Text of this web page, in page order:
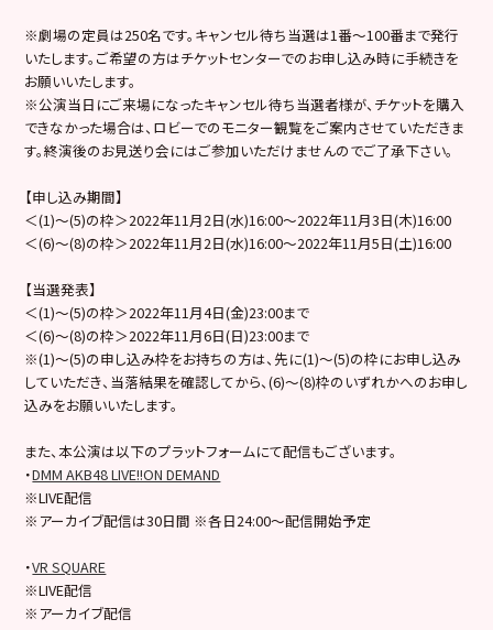
※劇場の定員は250名です。キャンセル待ち当選は1番～100番まで発行
いたします。ご希望の方はチケットセンターでのお申し込み時に手続きを
お願いいたします。
※公演当日にご来場になったキャンセル待ち当選者様が、チケットを購入
できなかった場合は、ロビーでのモニター観覧をご案内させていただきま
す。終演後のお見送り会にはご参加いただけませんのでご了承下さい。
【申し込み期間】
＜(1)～(5)の枠＞2022年11月2日(水)16:00～2022年11月3日(木)16:00
＜(6)～(8)の枠＞2022年11月2日(水)16:00～2022年11月5日(土)16:00
【当選発表】
＜(1)～(5)の枠＞2022年11月4日(金)23:00まで
＜(6)～(8)の枠＞2022年11月6日(日)23:00まで
※(1)～(5)の申し込み枠をお持ちの方は、先に(1)～(5)の枠にお申し込み
していただき、当落結果を確認してから、(6)～(8)枠のいずれかへのお申し
込みをお願いいたします。
また、本公演は以下のプラットフォームにて配信もございます。
・DMM AKB48 LIVE!!ON DEMAND
※LIVE配信
※アーカイブ配信は30日間 ※各日24:00～配信開始予定
・VR SQUARE
※LIVE配信
※アーカイブ配信